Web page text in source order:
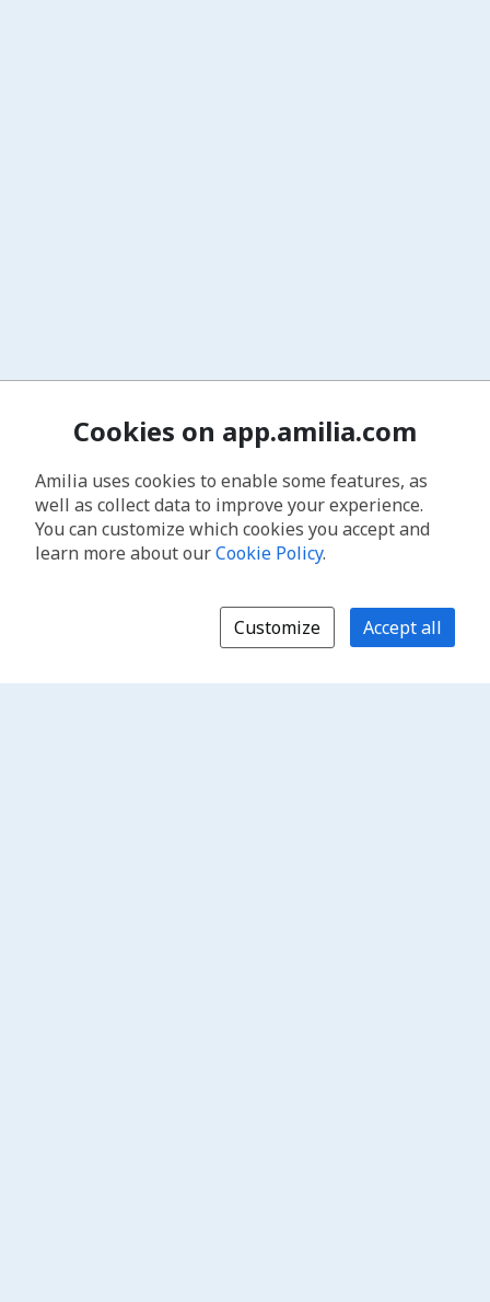
Cookies on app.amilia.com
Amilia uses cookies to enable some features, as
well as collect data to improve your experience.
You can customize which cookies you accept and
learn more about ourCookie Policy.
Customize Accept all